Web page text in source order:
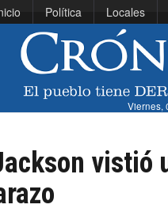
Política Locales
Viernes,
vistió